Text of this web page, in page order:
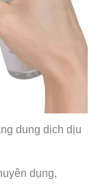
dung dịch dịu
dụng,